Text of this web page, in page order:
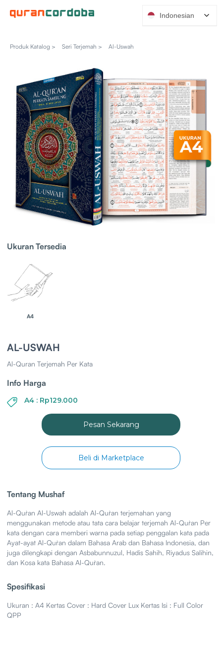
Produk Katalog > Seri Terjemah > Al-Uswah
Ukuran Tersedia
A4
AL-USWAH
Al-Quran Terjemah Per Kata
Info Harga
A4 : Rp129.000
Pesan Sekarang
Beli di Marketplace
Tentang Mushaf
Al-Qur`an Al-Uswah adalah Al-Qur`an terjemahan yang
menggunakan metode atau tata cara belajar terjemah Al-Qur`an Per
kata dengan cara memberi warna pada setiap penggalan kata pada
Ayat-ayat Al-Qur`an dalam Bahasa Arab dan Bahasa Indonesia, dan
juga dilengkapi dengan Asbabunnuzul, Hadis Sahih, Riyadus Salihin,
dan Kosa kata Bahasa Al-Qur`an.
Spesifikasi
Ukuran : A4 Kertas Cover : Hard Cover Lux Kertas Isi : Full Color
QPP
Indonesian